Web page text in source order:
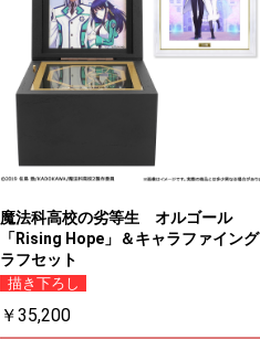
魔法科高校の劣等生 オルゴール
「Rising Hope」＆キャラファイング
ラフセット
描き下ろし
￥35,200